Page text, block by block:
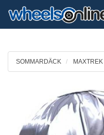
SOMMARDÄCK MAXTREK